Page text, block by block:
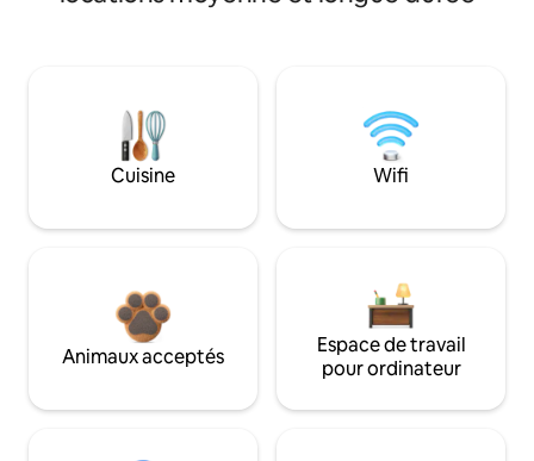
Cuisine Wifi
Animaux acceptés
Espace de travail
pour ordinateur